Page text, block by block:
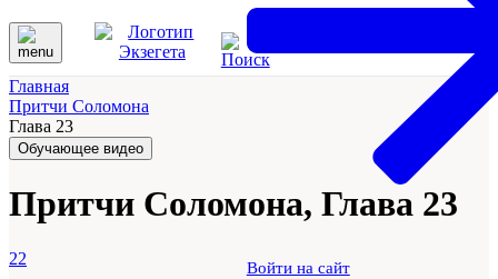
Войти на сайт
Главная
Притчи Соломона
Глава 23
Обучающее видео
Притчи Соломона, Глава 23
22